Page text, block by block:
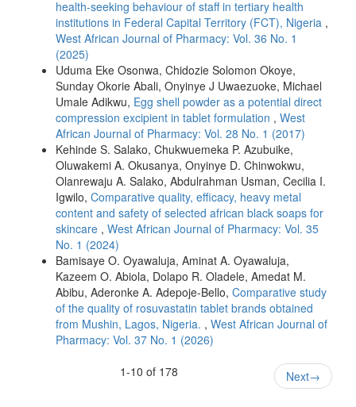
health-seeking behaviour of staff in tertiary health
institutions in Federal Capital Territory (FCT), Nigeria ,
West African Journal of Pharmacy: Vol. 36 No. 1
(2025)
Uduma Eke Osonwa, Chidozie Solomon Okoye,
Sunday Okorie Abali, Onyinye J Uwaezuoke, Michael
Umale Adikwu, Egg shell powder as a potential direct
compression excipient in tablet formulation , West
African Journal of Pharmacy: Vol. 28 No. 1 (2017)
Kehinde S. Salako, Chukwuemeka P. Azubuike,
Oluwakemi A. Okusanya, Onyinye D. Chinwokwu,
Olanrewaju A. Salako, Abdulrahman Usman, Cecilia I.
Igwilo, Comparative quality, efficacy, heavy metal
content and safety of selected african black soaps for
skincare , West African Journal of Pharmacy: Vol. 35
No. 1 (2024)
Bamisaye O. Oyawaluja, Aminat A. Oyawaluja,
Kazeem O. Abiola, Dolapo R. Oladele, Amedat M.
Abibu, Aderonke A. Adepoje-Bello, Comparative study
of the quality of rosuvastatin tablet brands obtained
from Mushin, Lagos, Nigeria. , West African Journal of
Pharmacy: Vol. 37 No. 1 (2026)
1-10 of 178
Next→